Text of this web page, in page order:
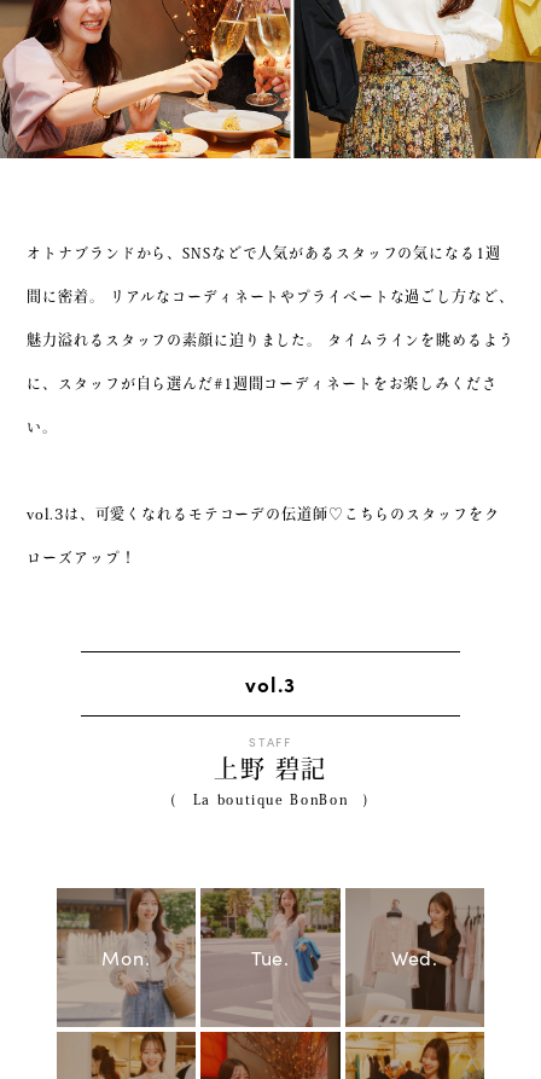
オトナブランドから、SNSなどで人気があるスタッフの気になる1週
間に密着。 リアルなコーディネートやプライベートな過ごし方など、
魅力溢れるスタッフの素顔に迫りました。 タイムラインを眺めるよう
に、スタッフが自ら選んだ#1週間コーディネートをお楽しみくださ
い。
vol.3は、可愛くなれるモテコーデの伝道師♡こちらのスタッフをク
ローズアップ！
vol.3
STAFF
上野 碧記
( La boutique BonBon )
Mon. Tue. Wed.